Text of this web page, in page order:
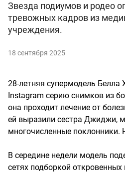
Звезда подиумов и родео
тревожных кадров из
учреждения.
18 сентября 2025
28-летняя супермодель Белла
Instagram серию снимков из
она проходит лечение от
ей выразили сестра Джиджи,
многочисленные поклонники.
В середине недели модель
сетях подборкой